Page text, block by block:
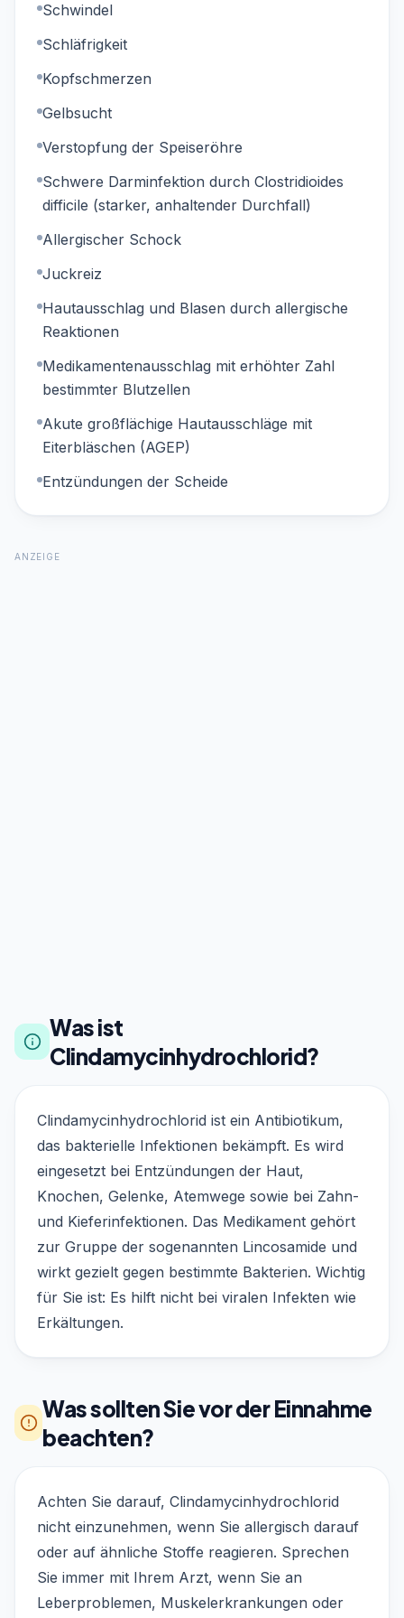
Schwindel
Schläfrigkeit
Kopfschmerzen
Gelbsucht
Verstopfung der Speiseröhre
Schwere Darminfektion durch Clostridioides
difficile (starker, anhaltender Durchfall)
Allergischer Schock
Juckreiz
Hautausschlag und Blasen durch allergische
Reaktionen
Medikamentenausschlag mit erhöhter Zahl
bestimmter Blutzellen
Akute großflächige Hautausschläge mit
Eiterbläschen (AGEP)
Entzündungen der Scheide
ANZEIGE
Was ist
Clindamycinhydrochlorid?
Clindamycinhydrochlorid ist ein Antibiotikum,
das bakterielle Infektionen bekämpft. Es wird
eingesetzt bei Entzündungen der Haut,
Knochen, Gelenke, Atemwege sowie bei Zahn-
und Kieferinfektionen. Das Medikament gehört
zur Gruppe der sogenannten Lincosamide und
wirkt gezielt gegen bestimmte Bakterien. Wichtig
für Sie ist: Es hilft nicht bei viralen Infekten wie
Erkältungen.
Was sollten Sie vor der Einnahme
beachten?
Achten Sie darauf, Clindamycinhydrochlorid
nicht einzunehmen, wenn Sie allergisch darauf
oder auf ähnliche Stoffe reagieren. Sprechen
Sie immer mit Ihrem Arzt, wenn Sie an
Leberproblemen, Muskelerkrankungen oder